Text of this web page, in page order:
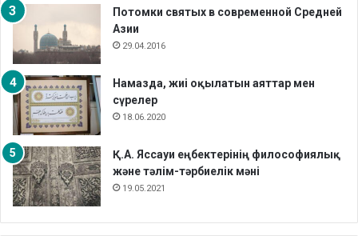
Потомки святых в современной Средней
Азии
29.04.2016
Намазда, жиі оқылатын аяттар мен
сүрелер
18.06.2020
Қ.А. Яссауи еңбектерінің философиялық
және тәлім-тәрбиелік мәні
19.05.2021